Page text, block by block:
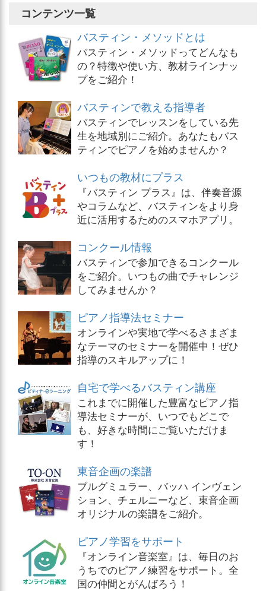
コンテンツ一覧
バスティン・メソッドとは
バスティン・メソッドってどんなも
の？特徴や使い方、教材ラインナッ
プをご紹介！
バスティンで教える指導者
バスティンでレッスンをしている先
生を地域別にご紹介。あなたもバス
ティンでピアノを始めませんか？
いつもの教材にプラス
『バスティン プラス』は、伴奏音源
やコラムなど、バスティンをより身
近に活用するためのスマホアプリ。
コンクール情報
バスティンで参加できるコンクール
をご紹介。いつもの曲でチャレンジ
してみませんか？
ピアノ指導法セミナー
オンラインや実地で学べるさまざま
なテーマのセミナーを開催中！ぜひ
指導のスキルアップに！
自宅で学べるバスティン講座
これまでに開催した豊富なピアノ指
導法セミナーが、いつでもどこで
も、好きな時間にご覧いただけま
す！
東音企画の楽譜
ブルグミュラー、バッハ インヴェン
ション、チェルニーなど、東音企画
オリジナルの楽譜をご紹介。
ピアノ学習をサポート
『オンライン音楽室』は、毎日のお
うちでのピアノ練習をサポート。全
国の仲間とがんばろう！